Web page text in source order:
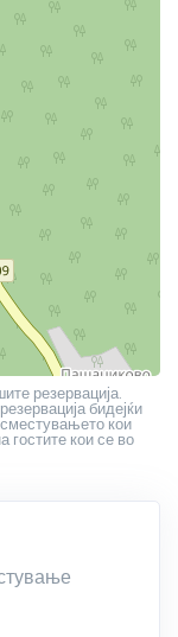
резервација.
бидејќи
кои
гостите кои се во